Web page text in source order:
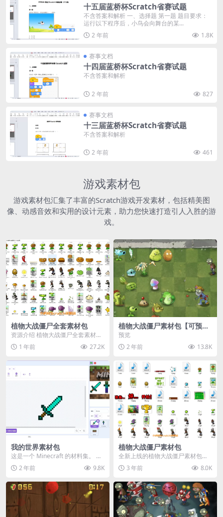
十五届蓝桥杯Scratch省赛试题
不含答案和解析 一、选择题 第一题 题目要求：
运行以下程序后，小鸟会向舞台的某...
2 年前
1.8K
赛事文档
十四届蓝桥杯Scratch省赛试题
不含答案和解析
2 年前 827
赛事文档
十三届蓝桥杯Scratch省赛试题
不含答案和解析
2 年前 461
游戏素材包
游戏素材包汇集了丰富的Scratch游戏开发素材，包括精美图
像、动感音效和实用的设计元素，助力您快速打造引人入胜的游
戏。
植物大战僵尸全套素材包
资源介绍 植物大战僵尸全套素材
包，包含227个丰富多样的素材，
涵盖角色、背景、动...
1 年前 27.2K
植物大战僵尸素材包【可预
览】
预览
2 年前
13.8K
我的世界素材包
这是一个 Minecraft 的材料集。 操
作方法如下： 工具 → 右箭头 怪物...
2 年前 9.8K
植物大战僵尸素材包
全新上线的植物大战僵尸素材包，
内含48个精选资源，涵盖角色、场
景、音效等多样内容...
3 年前 8.0K